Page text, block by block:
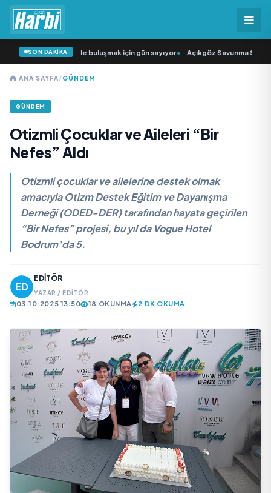
SON DAKİKA
Şarkıcısı” seyircisiyle buluşmak için gün sayıyor• Açıkgöz Savunma Sanayi
ANA SAYFA/GÜNDEM
GÜNDEM
Otizmli Çocuklar ve Aileleri “Bir
Nefes” Aldı
Otizmli çocuklar ve ailelerine destek olmak
amacıyla Otizm Destek Eğitim ve Dayanışma
Derneği (ODED-DER) tarafından hayata geçirilen
“Bir Nefes” projesi, bu yıl da Vogue Hotel
Bodrum’da 5.
EDITÖR
YAZAR / EDITÖR
03.10.2025 13:50 18 OKUNMA 2 DK OKUMA